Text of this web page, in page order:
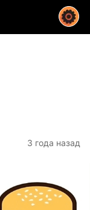
3 года назад